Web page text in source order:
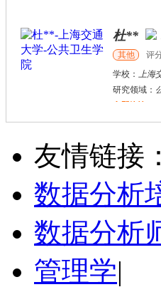
杜**
其他 评
学校： 上海
研究领域：
立即咨询
万志宏
硕导
学校：南开
立即咨询
友情链接：
数据分析
数据分析
管理学|